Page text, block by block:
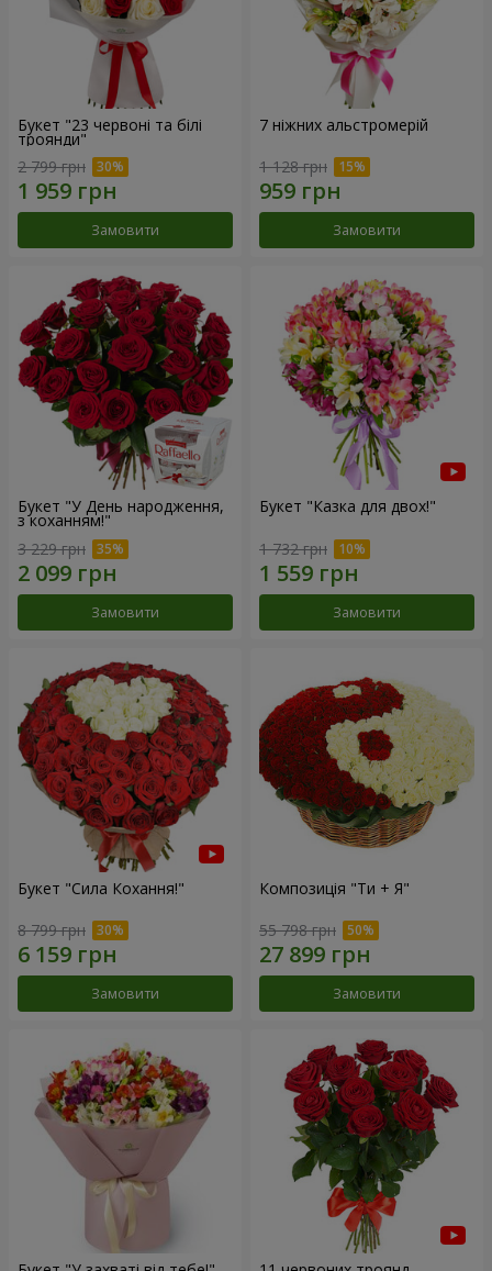
Букет "23 червоні та білі
троянди"
2 799 грн
Замовити
7 ніжних альстромерій
1 128 грн
Замовити
Букет "У День народження,
з коханням!"
3 229 грн
Замовити
Букет "Казка для двох!"
1 732 грн
Замовити
Букет "Сила Кохання!"
8 799 грн
Замовити
Композиція "Ти + Я"
55 798 грн
Замовити